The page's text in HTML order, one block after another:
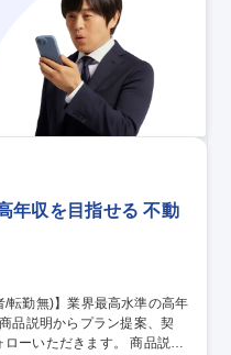
年収を目指せる 不動
ただきます。 商品説